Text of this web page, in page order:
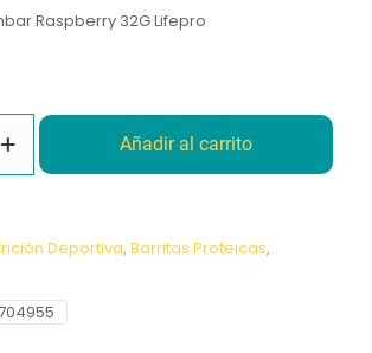
Raspberry 32G Lifepro
Añadir al carrito
Deportiva, Barritas Proteicas,